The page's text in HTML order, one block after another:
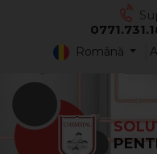
Română